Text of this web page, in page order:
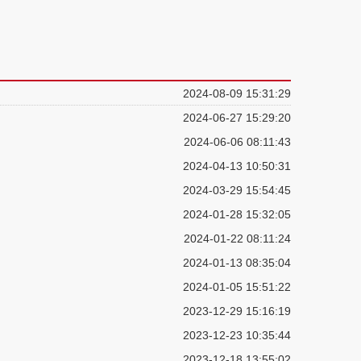
2024-08-09 15:31:29
2024-06-27 15:29:20
2024-06-06 08:11:43
2024-04-13 10:50:31
2024-03-29 15:54:45
2024-01-28 15:32:05
2024-01-22 08:11:24
2024-01-13 08:35:04
2024-01-05 15:51:22
2023-12-29 15:16:19
2023-12-23 10:35:44